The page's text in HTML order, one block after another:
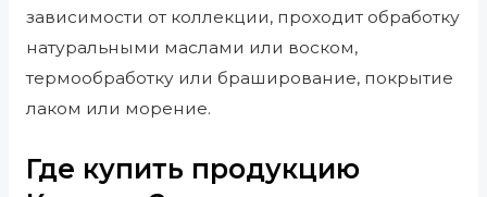
зависимости от коллекции, проходит обработку
натуральными маслами или воском,
термообработку или браширование, покрытие
лаком или морение.
Где купить продукцию